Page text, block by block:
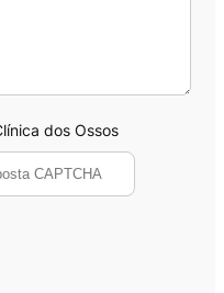
dos Ossos